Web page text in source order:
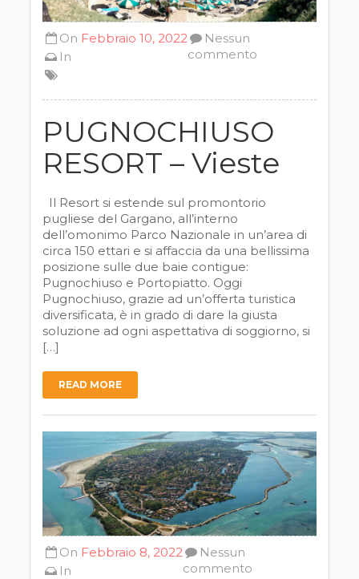
On Febbraio 10, 2022
In
Nessun
commento
PUGNOCHIUSO
RESORT – Vieste
Il Resort si estende sul promontorio
pugliese del Gargano, all’interno
dell’omonimo Parco Nazionale in un’area di
circa 150 ettari e si affaccia da una bellissima
posizione sulle due baie contigue:
Pugnochiuso e Portopiatto. Oggi
Pugnochiuso, grazie ad un’offerta turistica
diversificata, è in grado di dare la giusta
soluzione ad ogni aspettativa di soggiorno, si
[…]
READ MORE
On Febbraio 8, 2022
In
Nessun
commento